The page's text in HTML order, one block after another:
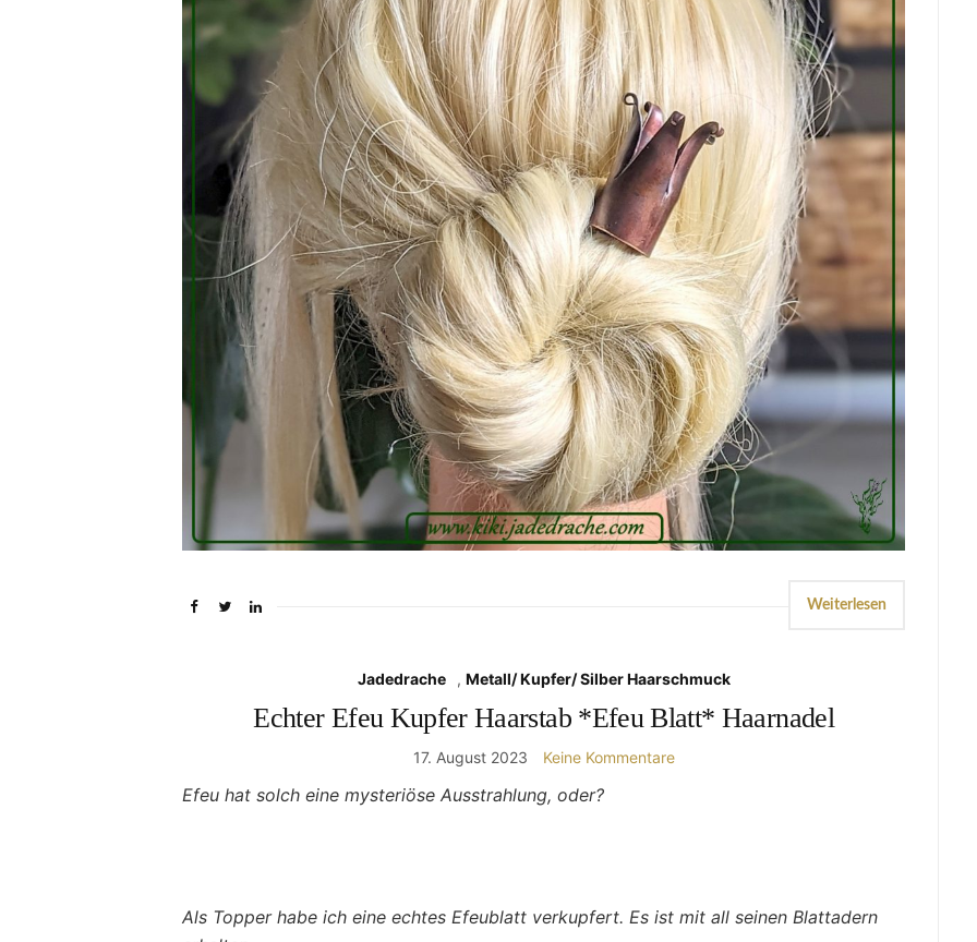
Weiterlesen
Jadedrache , Metall/ Kupfer/ Silber Haarschmuck
Echter Efeu Kupfer Haarstab *Efeu Blatt* Haarnadel
17. August 2023 Keine Kommentare
Efeu hat solch eine mysteriöse Ausstrahlung, oder?
Als Topper habe ich eine echtes Efeublatt verkupfert. Es ist mit all seinen Blattadern